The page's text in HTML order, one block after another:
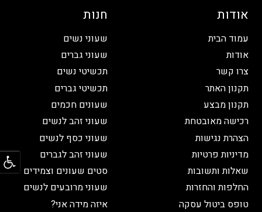
אודות
עמוד הבית
אודות
צרו קשר
תקנון האתר
תקנון מבצע
רכישה מאובטחת
הצהרת נגישות
מדיניות פרטיות
שאלות ותשובות
החלפות והחזרות
טופס ביטול עסקה
חנות
שעוני נשים
שעוני גברים
תכשיטי נשים
תכשיטי גברים
שעונים חכמים
שעוני זהב לנשים
שעוני כסף לנשים
שעוני זהב לגברים
סטים שעונים וצמידים
שעוני מרובעים לנשים
איזה מידה אני?